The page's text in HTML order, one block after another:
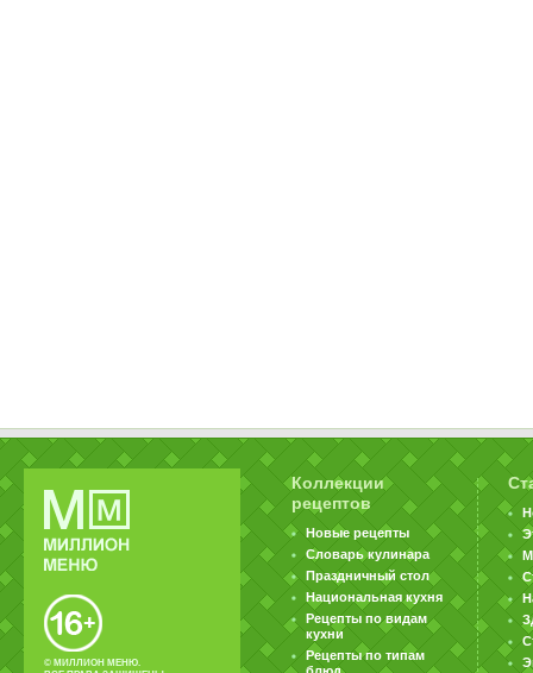
© МИЛЛИОН МЕНЮ.
Коллекции
рецептов
Новые рецепты
Словарь кулинара
Праздничный стол
Национальная кухня
Рецепты по видам
кухни
Рецепты по типам